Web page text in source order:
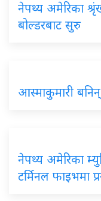
नेपथ्य अमेरिका
बोल्डरबाट सुरु
आस्माकुमारी
नेपथ्य अमेरिका
टर्मिनल फाइभमा